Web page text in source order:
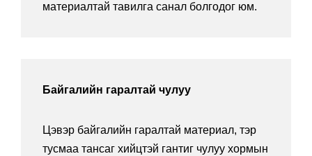
материалтай тавилга санал болгодог юм.
Байгалийн гаралтай чулуу
Цэвэр байгалийн гаралтай материал, тэр
тусмаа тансаг хийцтэй гантиг чулуу хормын